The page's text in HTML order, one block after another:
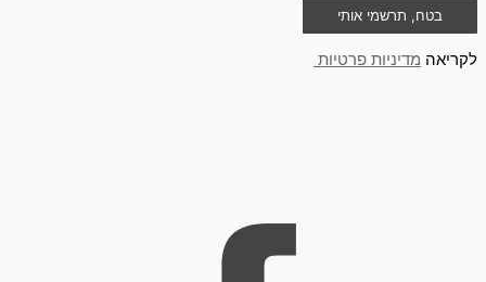
בטח, תרשמי אותי
לקריאה מדיניות פרטיות